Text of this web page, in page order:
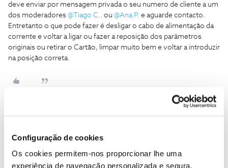
Configuração de cookies
Os cookies permitem-nos proporcionar lhe uma
experiência de navegação personalizada e segura.
deve enviar por mensagem privada o seu numero de cliente a um
dos moderadores @Tiago C. . ou @Ana P. e aguarde contacto.
Entretanto o que pode fazer é desligar o cabo de alimentação da
corrente e voltar a ligar ou fazer a reposição dos parâmetros
originais ou retirar o Cartão, limpar muito bem e voltar a introduzir
na posição correta.
o ID 843 tem a ver com o cabo de sinal mais nada. Se tiver mais
TVS em casa verifique se perdem o sinal também. Se perderem
será problema à partida do exterior.